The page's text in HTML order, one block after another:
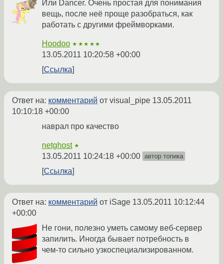
Или Dancer. Очень простая для понимания
вещь, после неё проще разобраться, как
работать с другими фреймворками.
Hoodoo ★★★★★
13.05.2011 10:20:58 +00:00
Ссылка
Ответ на: комментарий от visual_pipe 13.05.2011
10:10:18 +00:00
наврал про качество
netghost ★
13.05.2011 10:24:18 +00:00 автор топика
Ссылка
Ответ на: комментарий от iSage 13.05.2011 10:12:44
+00:00
Не гони, полезно уметь самому веб-сервер
запилить. Иногда бывает потребность в
чем-то сильно узкоспециализированном.